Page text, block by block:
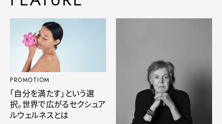
PROMOTIOM
「自分を満たす」という選
択。世界で広がるセクシュア
ルウェルネスとは